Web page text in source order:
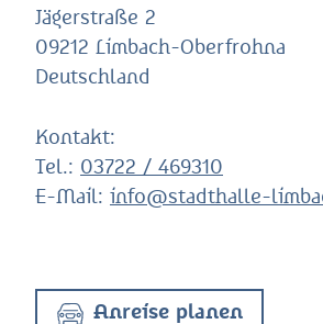
Jägerstraße 2
09212 Limbach-Oberfrohna
Deutschland
Kontakt:
Tel.: 03722 / 469310
E-Mail: info@stadthalle-
Anreise planen